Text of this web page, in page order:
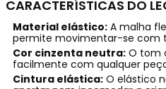
CARACTERÍSTICAS DO
Material elástico:A malha
permite movimentar-se com
Cor cinzenta neutra:O tom
facilmente com qualquer
Cintura elástica:O elástico